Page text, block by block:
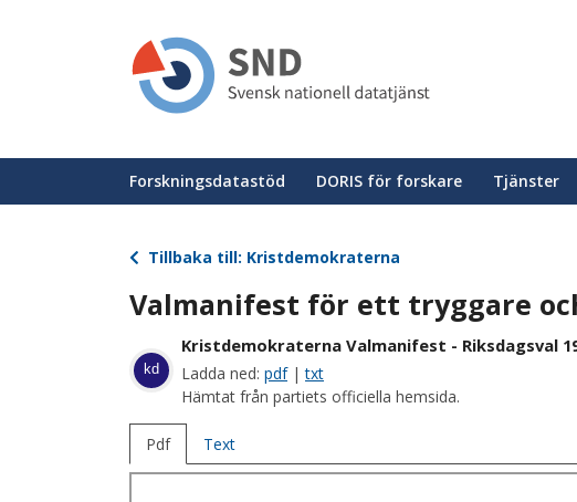
Huvudmeny
Forskningsdatastöd DORIS för forskare Tjänster
Tillbaka till: Kristdemokraterna
Valmanifest för ett tryggare
kd
Kristdemokraterna Valmanifest - Riksdagsval
Ladda ned: pdf|txt
Hämtat från partiets officiella hemsida.
Pdf Text